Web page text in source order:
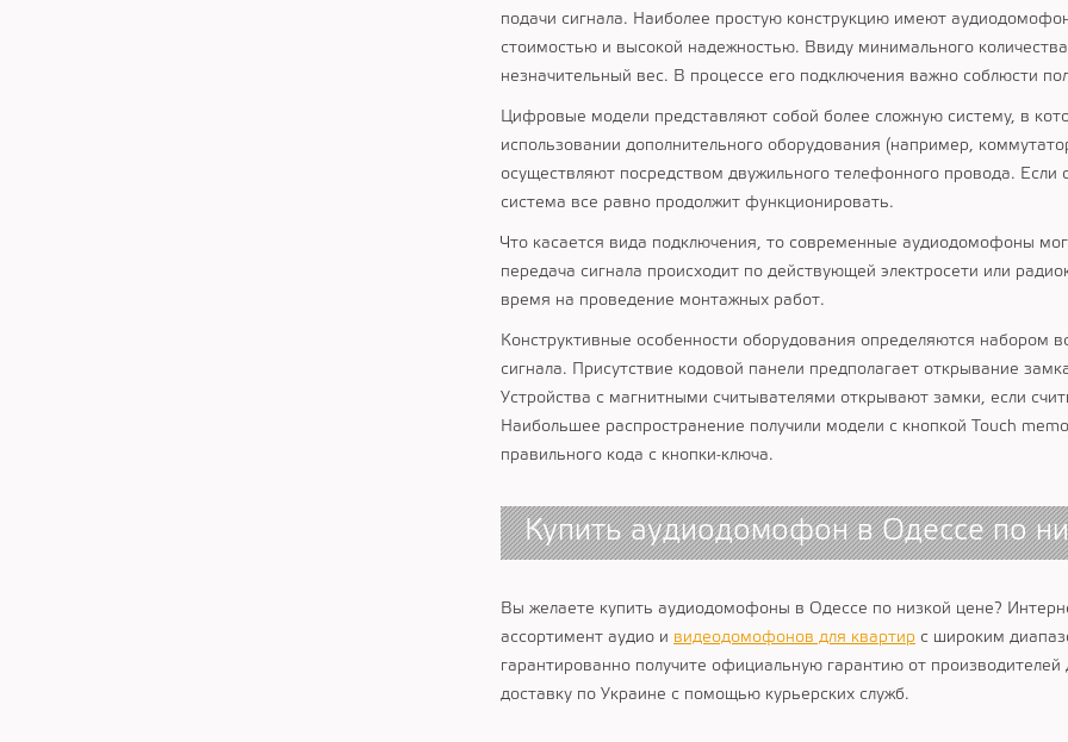
подачи сигнала. Наиболее простую конструкцию имеют
стоимостью и высокой надежностью. Ввиду минимального
незначительный вес. В процессе его подключения важно соблюсти
Цифровые модели представляют собой более сложную систему, в
использовании дополнительного оборудования (например,
осуществляют посредством двужильного телефонного провода.
система все равно продолжит функционировать.
Что касается вида подключения, то современные аудиодомофоны
передача сигнала происходит по действующей электросети или
время на проведение монтажных работ.
Конструктивные особенности оборудования определяются набором
сигнала. Присутствие кодовой панели предполагает открывание
Устройства с магнитными считывателями открывают замки, если
Наибольшее распространение получили модели с кнопкой Touch
правильного кода с кнопки-ключа.
Купить аудиодомофон в Одессе по
Вы желаете купить аудиодомофоны в Одессе по низкой цене?
ассортимент аудио и видеодомофонов для квартир с широким
гарантированно получите официальную гарантию от
доставку по Украине с помощью курьерских служб.